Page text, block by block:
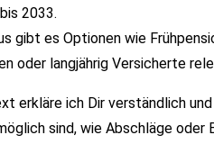
2033.
gibt es Optionen wie
oder langjährig Versicherte
erkläre ich Dir verständlich
sind, wie Abschläge oder